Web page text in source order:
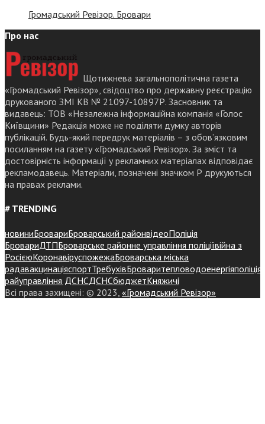
Громадський Ревізор. Бровари
Про нас
Щотижнева загальнополітична газета
«Громадський Ревізор», свідоцтво про державну реєстрацію
друкованого ЗМІ КВ № 21097-10897Р. Засновник та
видавець: ТОВ «Незалежна інформаційна компанія «Голос
Київщини» Редакція може не поділяти думку авторів
публікацій. Будь-який передрук матеріалів – з обов’язковим
посиланням на газету «Громадський Ревізор». За зміст та
достовірність інформації у рекламних матеріалах відповідає
рекламодавець. Матеріали, позначені значком Р друкуються
на правах реклами.
# TRENDING
новиниБровариБроварський районвідеоПоліція
БровариДТПБроварське районне управління поліціївійна з
РосієюКоронавіруспожежаБроварська міська
радавакцинаціяспортТребухівБроваритепловодоенергіяполіція
райуправління ДСНСДСНСбюджетКняжичі
Всі права захищені: © 2023, «Громадський Ревізор»